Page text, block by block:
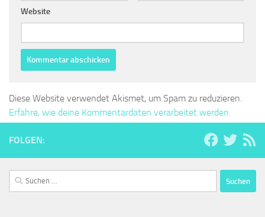
Website
Diese Website verwendet Akismet, um Spam zu reduzieren.
Erfahre, wie deine Kommentardaten verarbeitet werden.
FOLGEN:
Suchen
nach: